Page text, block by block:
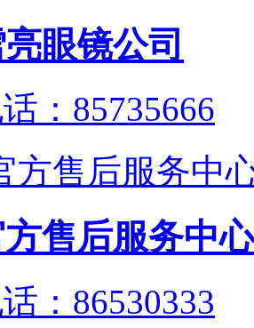
眼镜公司
：85735666
售后服务中
：86530333